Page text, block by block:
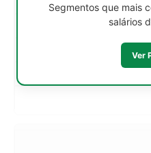
Segmentos que mais
salários
Ver